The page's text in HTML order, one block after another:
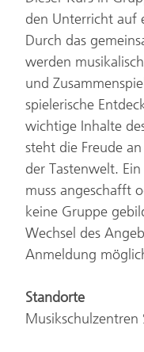
den Unterricht auf
Durch das
werden
und
spielerische
wichtige Inhalte
steht die Freude
der Tastenwelt.
muss angeschafft
keine Gruppe
Wechsel des
Anmeldung
Standorte